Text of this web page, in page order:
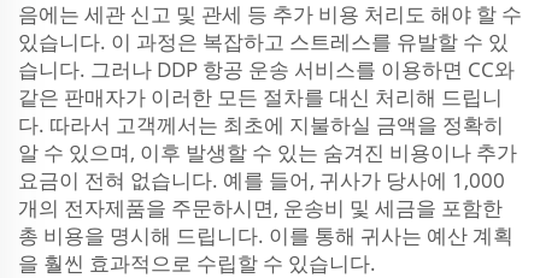
음에는 세관 신고 및 관세 등 추가 비용 처리도 해야 할 수
있습니다. 이 과정은 복잡하고 스트레스를 유발할 수 있
습니다. 그러나 DDP 항공 운송 서비스를 이용하면 CC와
같은 판매자가 이러한 모든 절차를 대신 처리해 드립니
다. 따라서 고객께서는 최초에 지불하실 금액을 정확히
알 수 있으며, 이후 발생할 수 있는 숨겨진 비용이나 추가
요금이 전혀 없습니다. 예를 들어, 귀사가 당사에 1,000
개의 전자제품을 주문하시면, 운송비 및 세금을 포함한
총 비용을 명시해 드립니다. 이를 통해 귀사는 예산 계획
을 훨씬 효과적으로 수립할 수 있습니다.